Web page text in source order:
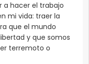
a hacer el trabajo
mi vida: traer la
que el mundo
y que somos
terremoto o